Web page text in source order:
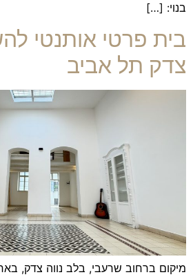
בנוי: […]
בית פרטי אותנטי
צדק תל אביב
מיקום ברחוב שרעבי, בלב נווה צדק,